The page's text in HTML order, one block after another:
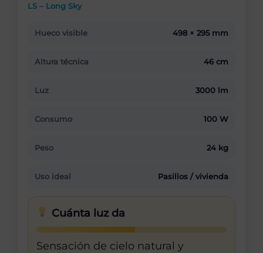
LS – Long Sky
Hueco visible 498 × 295 mm
Altura técnica 46 cm
Luz 3000 lm
Consumo 100 W
Peso 24 kg
Uso ideal Pasillos / vivienda
Cuánta luz da
Sensación de cielo natural y